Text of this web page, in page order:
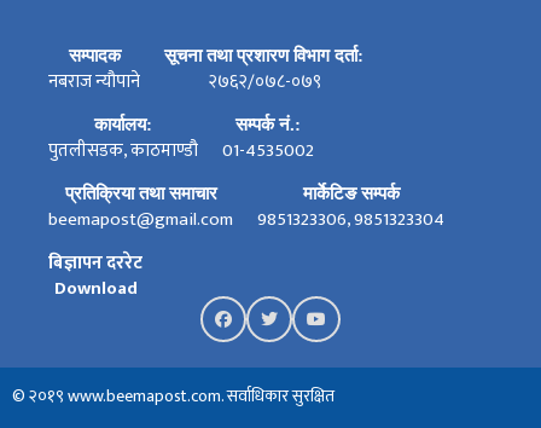
सम्पादक
नबराज न्यौपाने
सूचना तथा प्रशारण विभाग दर्ता:
२७६२/०७८-०७९
कार्यालय:
पुतलीसडक, काठमाण्डौ
सम्पर्क नं.:
01-4535002
प्रतिक्रिया तथा समाचार
beemapost@gmail.com
मार्केटिङ सम्पर्क
9851323306, 9851323304
बिज्ञापन दररेट
Download
© २०१९ www.beemapost.com. सर्वाधिकार सुरक्षित